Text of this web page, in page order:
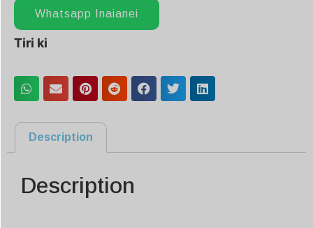
Whatsapp Inaianei
Tiri ki
Description
Description